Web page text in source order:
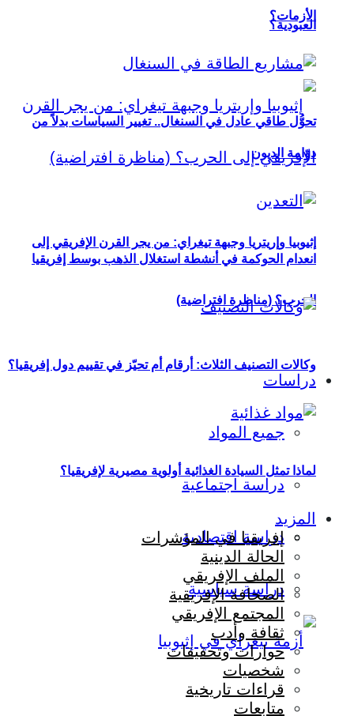
العبودية؟
إثيوبيا وإريتريا وجبهة تيغراي: من يجر القرن الإفريقي إلى
الحرب؟ (مناظرة افتراضية)
دراسات
جميع المواد
دراسة اجتماعية
دراسة اقتصادية
دراسة سياسية
الأزمات؟
تحوُّل طاقي عادل في السنغال.. تغيير السياسات بدلاً من
دوّامة الديون
انعدام الحوكمة في أنشطة استغلال الذهب بوسط إفريقيا
وكالات التصنيف الثلاث: أرقام أم تحيّز في تقييم دول إفريقيا؟
لماذا تمثل السيادة الغذائية أولوية مصيرية لإفريقيا؟
المزيد
إفريقيا في المؤشرات
الحالة الدينية
الملف الإفريقي
الصحافة الإفريقية
المجتمع الإفريقي
ثقافة وأدب
حوارات وتحقيقات
شخصيات
قراءات تاريخية
متابعات